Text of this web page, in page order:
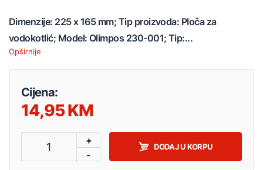
Dimenzije: 225 x 165 mm; Tip proizvoda: Ploča za
vodokotlić; Model: Olimpos 230-001; Tip:...
Opširnije
Cijena:
14,95
1
+
-
DODAJ U KORPU